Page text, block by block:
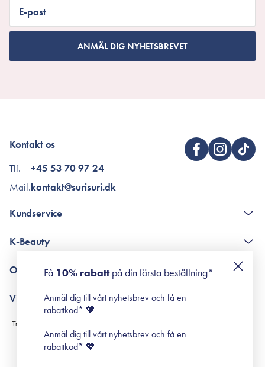
E-post
ANMÄL DIG NYHETSBREVET
Kontakt os
Tlf.
Mail.
+45 53 70 97 24
kontakt@surisuri.dk
Kundservice
Poängshop - frågor och svar
K-Beauty
Retinol för nybörjare
Om Surisuri
Black Friday
Villkor
Leverans & Retur
Köpvillkor
Prenumerationsvillkor
Få 10% rabattpå din första beställning*
Anmäl dig till vårt nyhetsbrev och få en
rabattkod* 💖
Anmäl dig till vårt nyhetsbrev och få en
rabattkod* 💖